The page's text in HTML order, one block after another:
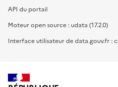
API du portail
Moteur open source : udata (17.2.0)
Interface utilisateur de data.gouv.fr :